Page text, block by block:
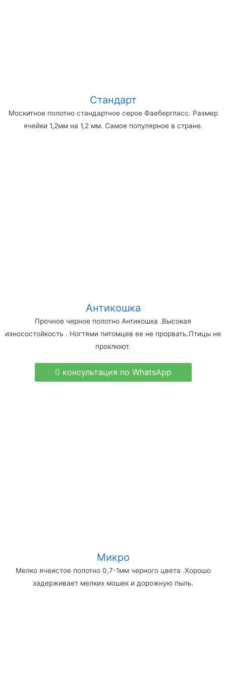
Стандарт
Москитное полотно стандартное серое Фаебергласс. Размер
ячейки 1,2мм на 1,2 мм. Самое популярное в стране.
Антикошка
Прочное черное полотно Антикошка .Высокая
износостойкость . Ногтями питомцев ее не прорвать.Птицы не
проклюют.
консультация по WhatsApp
Микро
Мелко ячеистое полотно 0,7-1мм черного цвета .Хорошо
задерживает мелких мошек и дорожную пыль.